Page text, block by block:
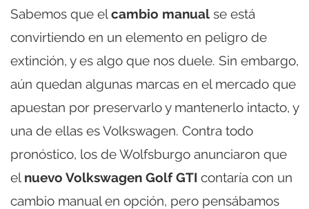
Sabemos que elcambio manual se está
convirtiendo en un elemento en peligro de
extinción, y es algo que nos duele. Sin embargo,
aún quedan algunas marcas en el mercado que
apuestan por preservarlo y mantenerlo intacto, y
una de ellas es Volkswagen. Contra todo
pronóstico, los de Wolfsburgo anunciaron que
el nuevo Volkswagen Golf GTI contaría con un
cambio manual en opción, pero pensábamos